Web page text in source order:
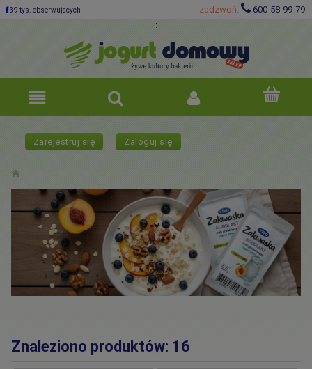
39 tys. obserwujących zadzwoń:
600-58-99-79
:
Zarejestruj się Zaloguj się
Znaleziono produktów: 16